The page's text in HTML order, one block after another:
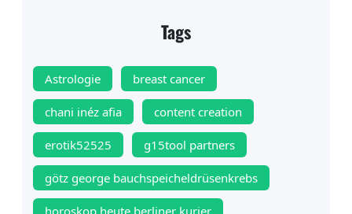
Tags
Astrologie breast cancer
chani inéz afia content creation
erotik52525 g15tool partners
götz george bauchspeicheldrüsenkrebs